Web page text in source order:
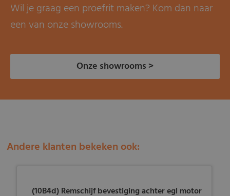
Wil je graag een proefrit maken? Kom dan naar
een van onze showrooms.
Onze showrooms >
Andere klanten bekeken ook:
(10B4d) Remschijf bevestiging achter egl motor